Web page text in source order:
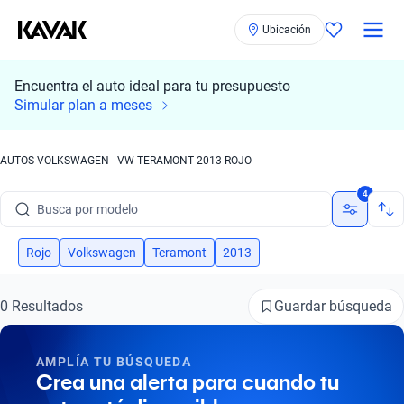
Ubicación
Encuentra el auto ideal para tu presupuesto
Simular plan a meses
AUTOS VOLKSWAGEN - VW TERAMONT 2013 ROJO
Busca por modelo
Busca por versión
Busca por marca
Busca por modelo
4
Rojo Volkswagen Teramont 2013
0 Resultados Guardar búsqueda
AMPLÍA TU BÚSQUEDA
Crea una alerta para cuando tu